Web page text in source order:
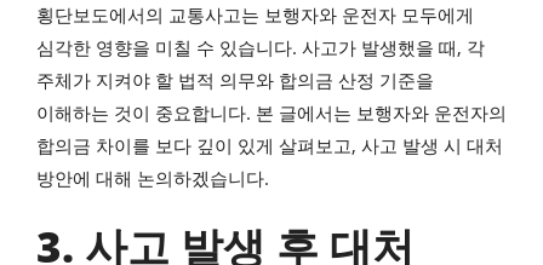
횡단보도에서의 교통사고는 보행자와 운전자 모두에게
심각한 영향을 미칠 수 있습니다. 사고가 발생했을 때, 각
주체가 지켜야 할 법적 의무와 합의금 산정 기준을
이해하는 것이 중요합니다. 본 글에서는 보행자와 운전자의
합의금 차이를 보다 깊이 있게 살펴보고, 사고 발생 시 대처
방안에 대해 논의하겠습니다.
3. 사고 발생 후 대처